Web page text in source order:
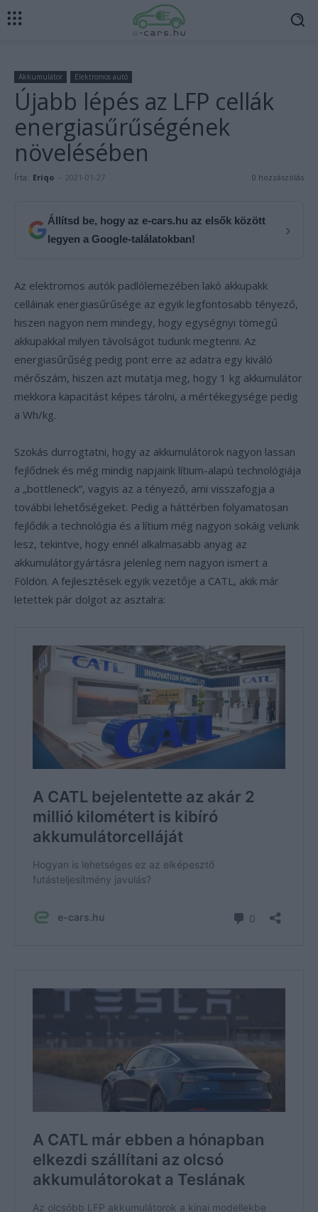
Akkumulátor Elektromos autó
Újabb lépés az LFP cellák
energiasűrűségének
növelésében
Írta: Eriqo - 2021-01-27 0 hozzászólás
Állítsd be, hogy az e-cars.hu az elsők között
legyen a Google-találatokban!
›
Az elektromos autók padlólemezében lakó akkupakk
celláinak energiasűrűsége az egyik legfontosabb tényező,
hiszen nagyon nem mindegy, hogy egységnyi tömegű
akkupakkal milyen távolságot tudunk megtenni. Az
energiasűrűség pedig pont erre az adatra egy kiváló
mérőszám, hiszen azt mutatja meg, hogy 1 kg akkumulátor
mekkora kapacitást képes tárolni, a mértékegysége pedig
a Wh/kg.
Szokás durrogtatni, hogy az akkumulátorok nagyon lassan
fejlődnek és még mindig napjaink lítium-alapú technológiája
a „bottleneck”, vagyis az a tényező, ami visszafogja a
további lehetőségeket. Pedig a háttérben folyamatosan
fejlődik a technológia és a lítium még nagyon sokáig velünk
lesz, tekintve, hogy ennél alkalmasabb anyag az
akkumulátorgyártásra jelenleg nem nagyon ismert a
Földön. A fejlesztések egyik vezetője a CATL, akik már
letettek pár dolgot az asztalra: